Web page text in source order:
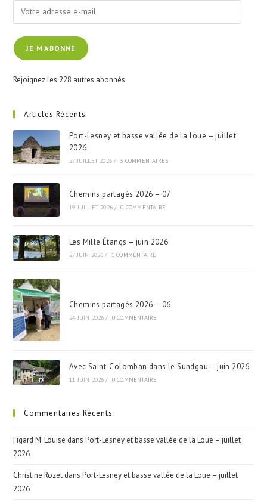
Votre
adresse
e-
mailJE M'ABONNE
Rejoignez les 228 autres abonnés
Articles Récents
Port-Lesney et basse vallée de la Loue – juillet
2026
27 JUILLET 2026 / 3 COMMENTAIRES
Chemins partagés 2026 – 07
19 JUILLET 2026 / 0 COMMENTAIRE
Les Mille Étangs – juin 2026
27 JUIN 2026 / 1 COMMENTAIRE
Chemins partagés 2026 – 06
24 JUIN 2026 / 0 COMMENTAIRE
Avec Saint-Colomban dans le Sundgau – juin 2026
11 JUIN 2026 / 0 COMMENTAIRE
Commentaires Récents
Figard M. Louise dansPort-Lesney et basse vallée de la Loue – juillet
2026
Christine Rozet dansPort-Lesney et basse vallée de la Loue – juillet
2026